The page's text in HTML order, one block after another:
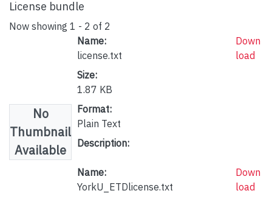
License bundle
Now showing 1 - 2 of 2
No
Thumbnail
Available
Name:
license.txt
Size:
1.87 KB
Format:
Plain Text
Description:
Down
load
Name:
YorkU_ETDlicense.txt
Down
load